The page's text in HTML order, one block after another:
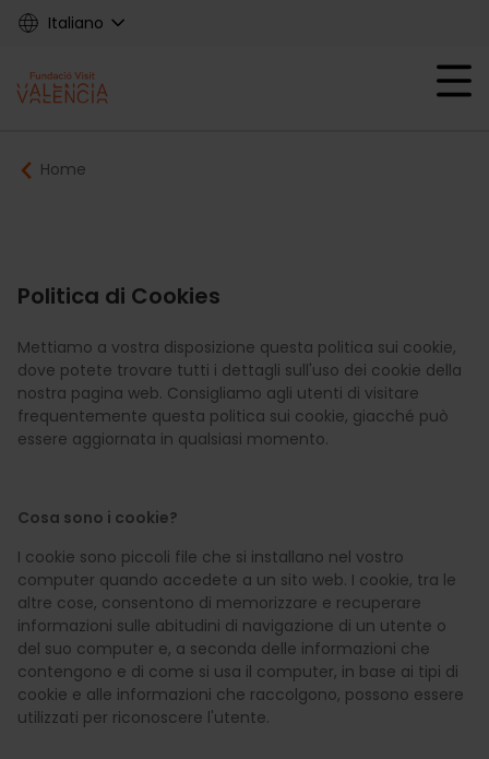
Skip
content
Italiano
Main
navigation
Mobile menu
Breadcrumb
Home
Politica di Cookies
Mettiamo a vostra disposizione questa politica sui cookie,
dove potete trovare tutti i dettagli sull'uso dei cookie della
nostra pagina web. Consigliamo agli utenti di visitare
frequentemente questa politica sui cookie, giacché può
essere aggiornata in qualsiasi momento.
Cosa sono i cookie?
I cookie sono piccoli file che si installano nel vostro
computer quando accedete a un sito web. I cookie, tra le
altre cose, consentono di memorizzare e recuperare
informazioni sulle abitudini di navigazione di un utente o
del suo computer e, a seconda delle informazioni che
contengono e di come si usa il computer, in base ai tipi di
cookie e alle informazioni che raccolgono, possono essere
utilizzati per riconoscere l'utente.